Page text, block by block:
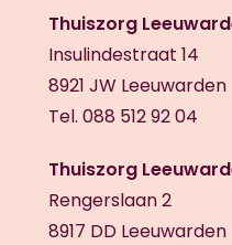
Thuiszorg
Insulindestraat 14
8921 JW Leeuwarden
Tel. 088 512 92 04
Thuiszorg
Rengerslaan 2
8917 DD Leeuwarden